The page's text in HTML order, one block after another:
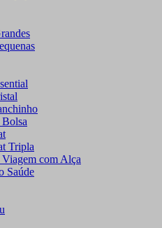
Bolsa
Tripla
Viagem com Alça
Saúde